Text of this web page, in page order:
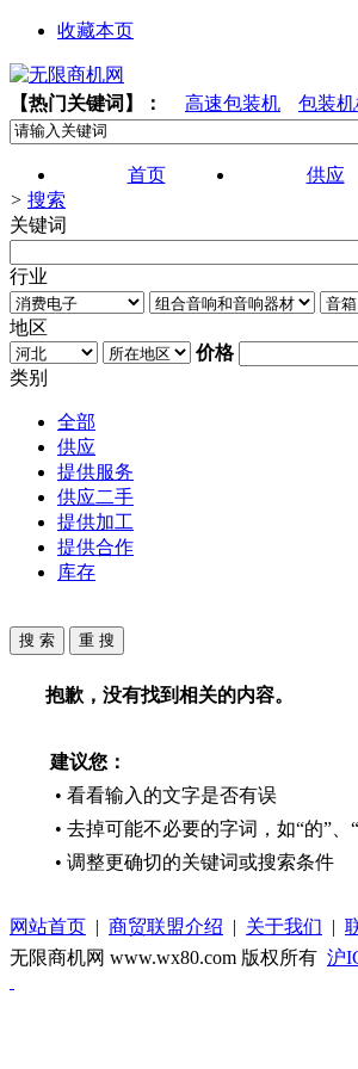
收藏本页
【热门关键词】： 高速包装机 包装
首页 供应
> 搜索
关键词
行业
地区
价格
类别
全部
供应
提供服务
供应二手
提供加工
提供合作
库存
抱歉，没有找到相关的内容。
建议您：
• 看看输入的文字是否有误
• 去掉可能不必要的字词，如“的”、
• 调整更确切的关键词或搜索条件
网站首页 | 商贸联盟介绍 | 关于我们 |
无限商机网 www.wx80.com 版权所有 沪